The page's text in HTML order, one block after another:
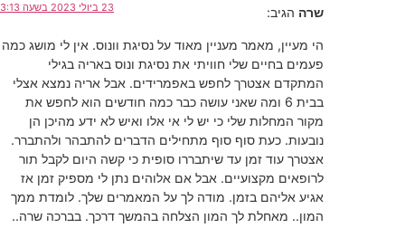
שרה הגיב: 23 ביולי 2023 בשעה 3:13
הי מעיין, מאמר מעניין מאוד על נסיגת וונוס. אין לי מושג כמה
פעמים בחיים שלי חוויתי את נסיגת ונוס באריה בגילי
המתקדם אצטרך לחפש באפמרידים. אבל אריה נמצא אצלי
בבית 6 ומה שאני עושה כבר כמה חודשים הוא לחפש את
מקור המחלות שלי כי יש לי אי אלו ואיש לא ידע מהיכן הן
נובעות. כעת סוף סוף מתחילים הדברים להתבהר ולהתברר.
אצטרך עוד זמן עד שיתבררו סופית כי קשה היום לקבל תור
לרופאים מקצועיים. אבל אם אלוהים נתן לי מספיק זמן אז
אגיע אליהם בזמן. מודה לך על המאמרים שלך. לומדת ממך
המון.. מאחלת לך המון הצלחה בהמשך דרכך. בברכה שרה..